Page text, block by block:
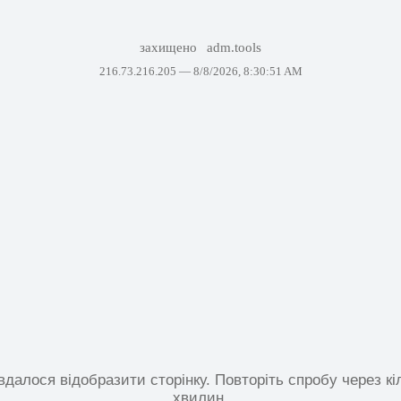
захищено adm.tools
216.73.216.205 — 8/8/2026, 8:30:51 AM
відобразити сторінку. Повторіть спробу через